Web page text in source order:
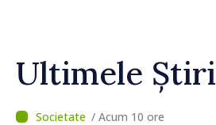
Ultimele Știri
/ Acum 10 ore